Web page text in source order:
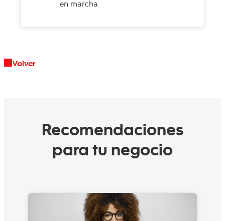
en marcha.
Volver
Recomendaciones
para tu negocio